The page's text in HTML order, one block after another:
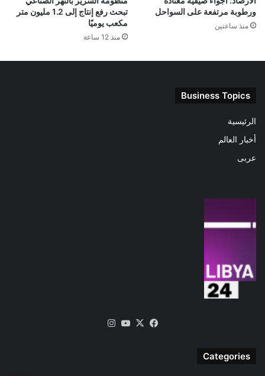
ورطوبة مرتفعة على السواحل
منذ ساعتين
تبحث رفع إنتاج إلى 1.2 مليون متر
مكعب يوميًا
منذ 12 ساعة
Business Topics
الرئيسية
أخبار العالم
عربى
فيسبوك
‫X
‫YouTube
Categories